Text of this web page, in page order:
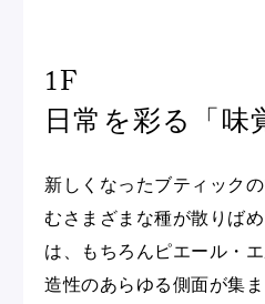
1F
日常を彩る「味
新しくなったブティック
むさまざまな種が散りば
は、もちろんピエール・
造性のあらゆる側面が集ま